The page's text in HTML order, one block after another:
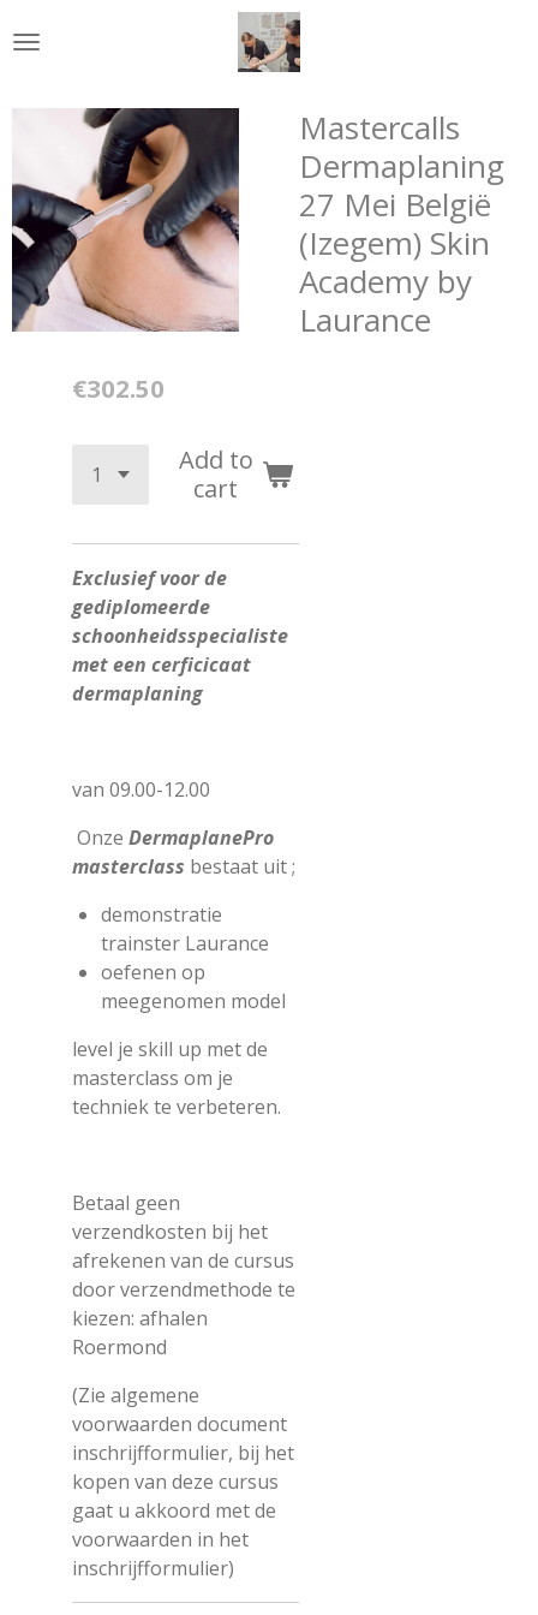
to
content
Mastercalls
Dermaplaning
27 Mei België
(Izegem) Skin
Academy by
Laurance
€302.50
Add to
cart
Exclusief voor de
gediplomeerde
schoonheidsspecialiste
met een cerficicaat
dermaplaning
van 09.00-12.00
Onze DermaplanePro
masterclass bestaat uit ;
demonstratie
trainster Laurance
oefenen op
meegenomen model
level je skill up met de
masterclass om je
techniek te verbeteren.
Betaal geen
verzendkosten bij het
afrekenen van de cursus
door verzendmethode te
kiezen: afhalen
Roermond
(Zie algemene
voorwaarden document
inschrijfformulier, bij het
kopen van deze cursus
gaat u akkoord met de
voorwaarden in het
inschrijfformulier)